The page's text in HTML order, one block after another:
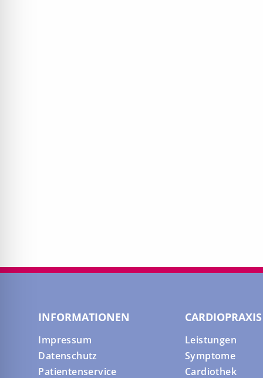
INFORMATIONEN
Impressum
Datenschutz
Patientenservice
CARDIOPRAXIS
Leistungen
Symptome
Cardiothek